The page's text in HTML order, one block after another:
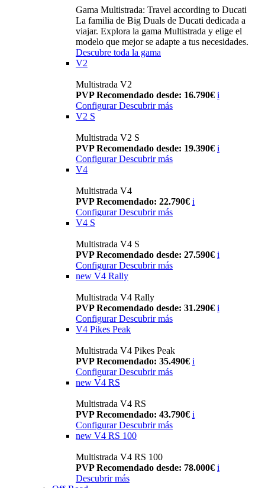
Gama Multistrada: Travel according to Ducati
La familia de Big Duals de Ducati dedicada a
viajar. Explora la gama Multistrada y elige el
modelo que mejor se adapte a tus necesidades.
Descubre toda la gama
V2
Multistrada V2
PVP Recomendado desde: 16.790€ i
Configurar Descubrir más
V2 S
Multistrada V2 S
PVP Recomendado desde: 19.390€ i
Configurar Descubrir más
V4
Multistrada V4
PVP Recomendado: 22.790€ i
Configurar Descubrir más
V4 S
Multistrada V4 S
PVP Recomendado desde: 27.590€ i
Configurar Descubrir más
new V4 Rally
Multistrada V4 Rally
PVP Recomendado desde: 31.290€ i
Configurar Descubrir más
V4 Pikes Peak
Multistrada V4 Pikes Peak
PVP Recomendado: 35.490€ i
Configurar Descubrir más
new V4 RS
Multistrada V4 RS
PVP Recomendado: 43.790€ i
ConfigurarDescubrir más
new V4 RS 100
Multistrada V4 RS 100
PVP Recomendado desde: 78.000€ i
Descubrir más